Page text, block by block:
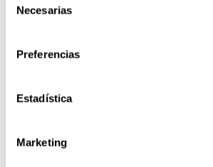
Necesarias
Preferencias
Estadística
Marketing